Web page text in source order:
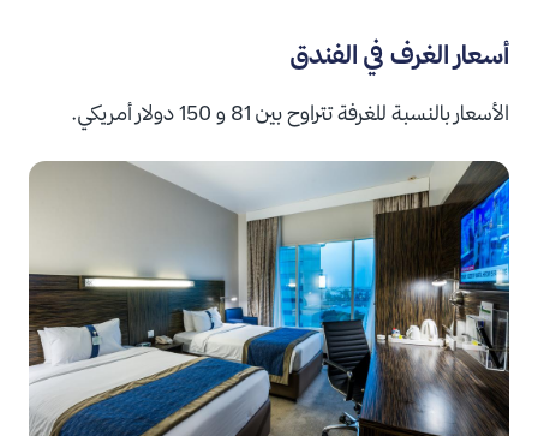
أسعار الغرف في الفندق
الأسعار بالنسبة للغرفة تتراوح بين 81 و 150 دولار أمريكي.